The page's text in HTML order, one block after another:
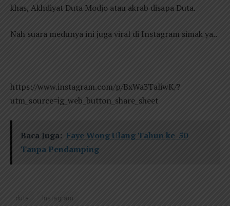
khas, Akhdiyat Duta Modjo atau akrab disapa Duta.
Nah suara medunya ini juga viral di Instagram simak ya..
https://www.instagram.com/p/BxWa3TaliwK/?
utm_source=ig_web_button_share_sheet
Baca Juga: Faye Wong Ulang Tahun ke-50
Tanpa Pendamping
duta Instagram